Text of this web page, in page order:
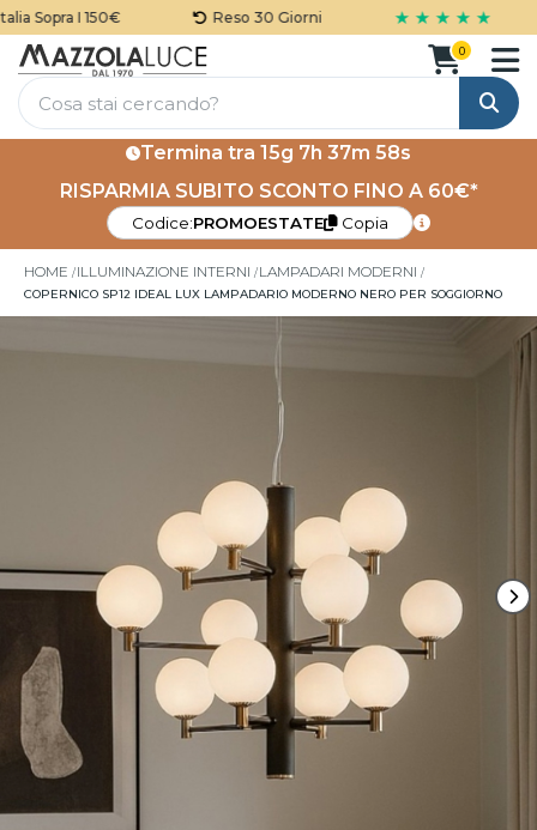
Sopra I 150€ Reso 30 Giorni ★ ★ ★ ★ ★
Cerca
0
Termina tra15g 7h 37m 57s
RISPARMIA SUBITO SCONTO FINO A 60€*
Codice:PROMOESTATE Copia
HOME ILLUMINAZIONE INTERNI LAMPADARI MODERNI
COPERNICO SP12 IDEAL LUX LAMPADARIO MODERNO NERO PER SOGGIORNO